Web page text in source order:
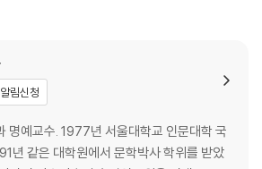
문류
림신청
명예교수. 1977년 서울대학교 인문대학 국
년 같은 대학원에서 문학박사 학위를 받았